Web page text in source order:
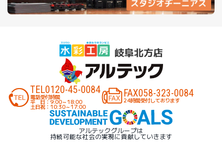
TEL0120-45-0084
電話受付時間
平 日：9:00～18:00
土日祝：10:30～17:00
FAX058-323-0084
24時間受付しております
アルテックグループは
持続可能な社会の実現に貢献していきます